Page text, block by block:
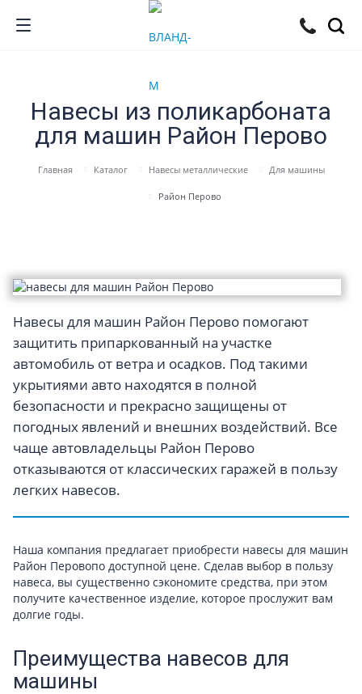
Навесы из поликарбоната
для машин Район Перово
Главная Каталог Навесы металлические Для машины
Район Перово
Навесы для машин Район Перово помогают
защитить припаркованный на участке
автомобиль от ветра и осадков. Под такими
укрытиями авто находятся в полной
безопасности и прекрасно защищены от
погодных явлений и внешних воздействий. Все
чаще автовладельцы Район Перово
отказываются от классических гаражей в пользу
легких навесов.
Наша компания предлагает приобрести навесы для машин
Район Перовопо доступной цене. Сделав выбор в пользу
навеса, вы существенно сэкономите средства, при этом
получите качественное изделие, которое прослужит вам
долгие годы.
Преимущества навесов для
машины